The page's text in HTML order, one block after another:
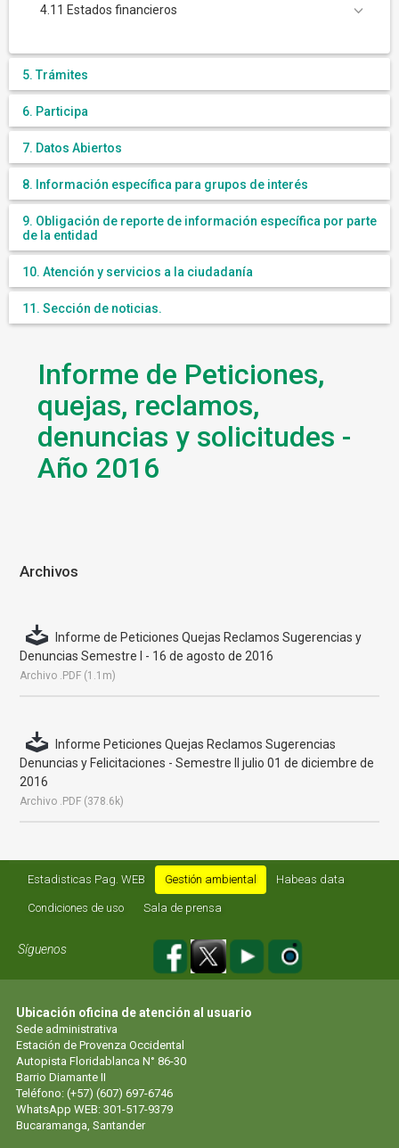
4.11 Estados financieros
5. Trámites
6. Participa
7. Datos Abiertos
8. Información específica para grupos de interés
9. Obligación de reporte de información específica por parte
de la entidad
10. Atención y servicios a la ciudadanía
11. Sección de noticias.
Informe de Peticiones,
quejas, reclamos,
denuncias y solicitudes -
Año 2016
Archivos
Informe de Peticiones Quejas Reclamos Sugerencias y
Denuncias Semestre I - 16 de agosto de 2016
Archivo .PDF (1.1m)
Informe Peticiones Quejas Reclamos Sugerencias
Denuncias y Felicitaciones - Semestre II julio 01 de diciembre de
2016
Archivo .PDF (378.6k)
Estadisticas Pag. WEB Gestión ambiental Habeas data
Condiciones de uso Sala de prensa
Síguenos
Ubicación oficina de atención al usuario
Sede administrativa
Estación de Provenza Occidental
Autopista Floridablanca N° 86-30
Barrio Diamante II
Teléfono: (+57) (607) 697-6746
WhatsApp WEB: 301-517-9379
Bucaramanga, Santander